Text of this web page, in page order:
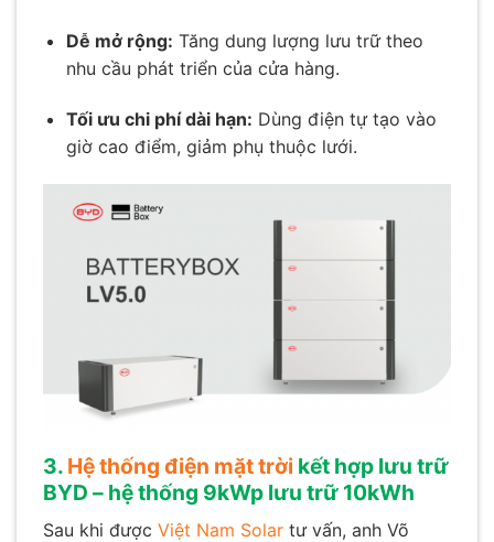
Dễ mở rộng: Tăng dung lượng lưu trữ theo
nhu cầu phát triển của cửa hàng.
Tối ưu chi phí dài hạn: Dùng điện tự tạo vào
giờ cao điểm, giảm phụ thuộc lưới.
3. Hệ thống điện mặt trời kết hợp lưu trữ
BYD – hệ thống 9kWp lưu trữ 10kWh
Sau khi được Việt Nam Solar tư vấn, anh Võ